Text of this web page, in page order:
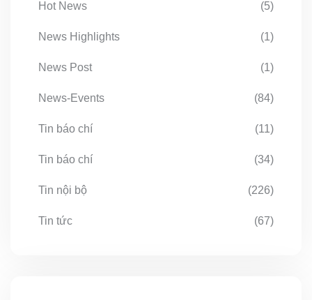
Hot News (5)
News Highlights (1)
News Post (1)
News-Events (84)
Tin báo chí (11)
Tin báo chí (34)
Tin nội bộ (226)
Tin tức (67)